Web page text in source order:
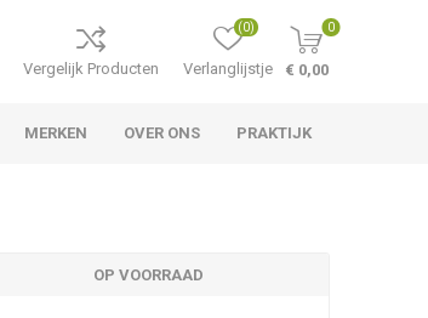
Vergelijk Producten Verlanglijstje
(0) 0
€ 0,00
MERKEN OVER ONS PRAKTIJK
OP VOORRAAD